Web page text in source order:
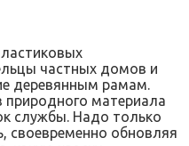
частных домов и
деревянным рамам.
природного материала
службы. Надо только
своевременно обновляя